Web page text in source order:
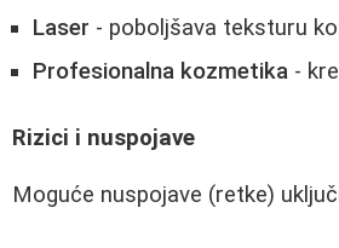
Laser - poboljšava teksturu
Profesionalna kozmetika -
Rizici i nuspojave
Moguće nuspojave (retke)